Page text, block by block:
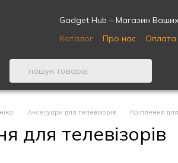
Gadget Hub – Магазин
Каталог
Про нас Оплата
Аксесуари для телевізорів Кріплення
для телевізорів